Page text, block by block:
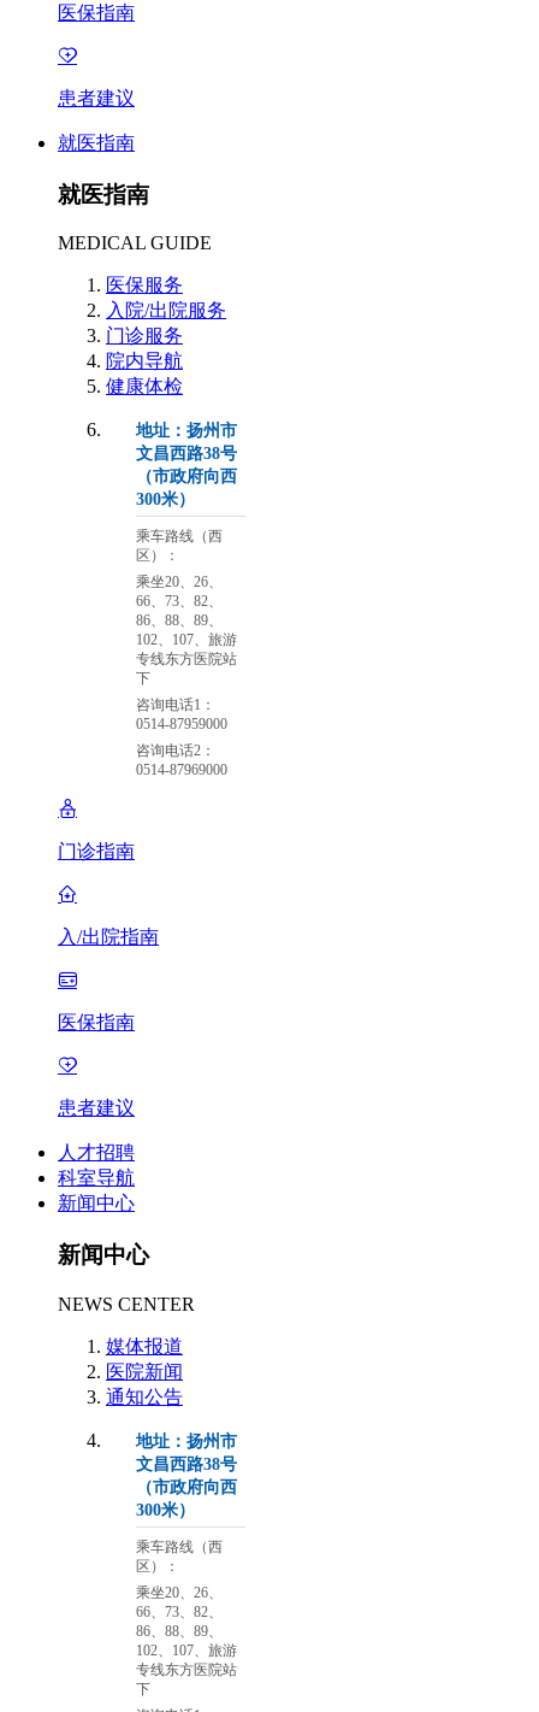
医保指南
患者建议
就医指南
就医指南
MEDICAL GUIDE
医保服务
入院/出院服务
门诊服务
院内导航
健康体检
地址：扬州市
文昌西路38号
（市政府向西
300米）
乘车路线（西
区）：
乘坐20、26、
66、73、82、
86、88、89、
102、107、旅游
专线东方医院站
下
咨询电话1：
0514-87959000
咨询电话2：
0514-87969000
门诊指南
入/出院指南
医保指南
患者建议
人才招聘
科室导航
新闻中心
新闻中心
NEWS CENTER
媒体报道
医院新闻
通知公告
地址：扬州市
文昌西路38号
（市政府向西
300米）
乘车路线（西
区）：
乘坐20、26、
66、73、82、
86、88、89、
102、107、旅游
专线东方医院站
下